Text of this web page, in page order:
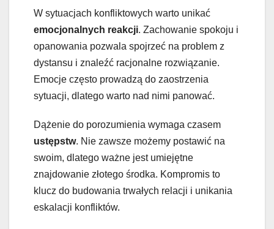
W sytuacjach konfliktowych warto unikać
emocjonalnych reakcji. Zachowanie spokoju i
opanowania pozwala spojrzeć na problem z
dystansu i znaleźć racjonalne rozwiązanie.
Emocje często prowadzą do zaostrzenia
sytuacji, dlatego warto nad nimi panować.
Dążenie do porozumienia wymaga czasem
ustępstw. Nie zawsze możemy postawić na
swoim, dlatego ważne jest umiejętne
znajdowanie złotego środka. Kompromis to
klucz do budowania trwałych relacji i unikania
eskalacji konfliktów.